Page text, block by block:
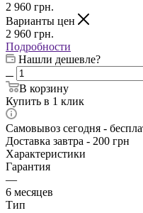
2 960 грн.
Варианты цен
2 960 грн.
Подробности
Нашли дешевле?
В корзину
Купить в 1 клик
Самовывоз сегодня -
Доставка завтра - 200 грн
Характеристики
Гарантия
—
6 месяцев
Тип